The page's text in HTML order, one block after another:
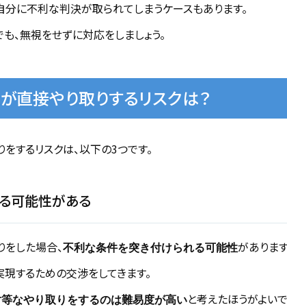
に不利な判決が取られてしまうケースもあります。
無視をせずに対応をしましょう。
直接やり取りするリスクは？
るリスクは、以下の3つです。
可能性がある
した場合、不利な条件を突き付けられる可能性があります
するための交渉をしてきます。
なやり取りをするのは難易度が高いと考えたほうがよいで